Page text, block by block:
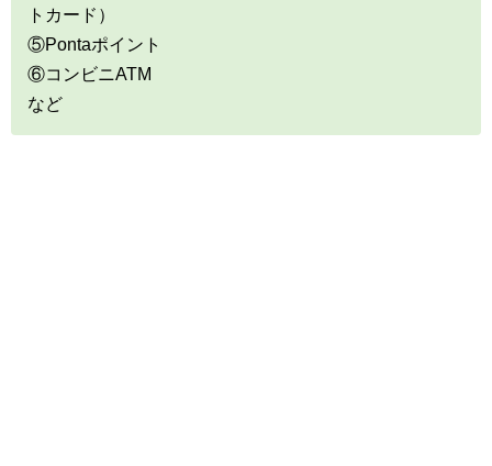
トカード）
⑤Pontaポイント
⑥コンビニATM
など